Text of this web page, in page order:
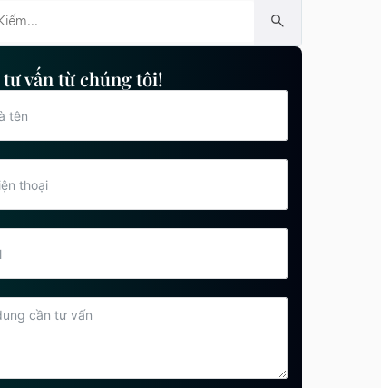
Địa chỉ 64 Trung tâm Phục vụ
hành chính công Cà Mau
hành chính công TP Cần Thơ
Địa chỉ 96 Trung tâm Phục vụ
tư vấn từ chúng tôi!